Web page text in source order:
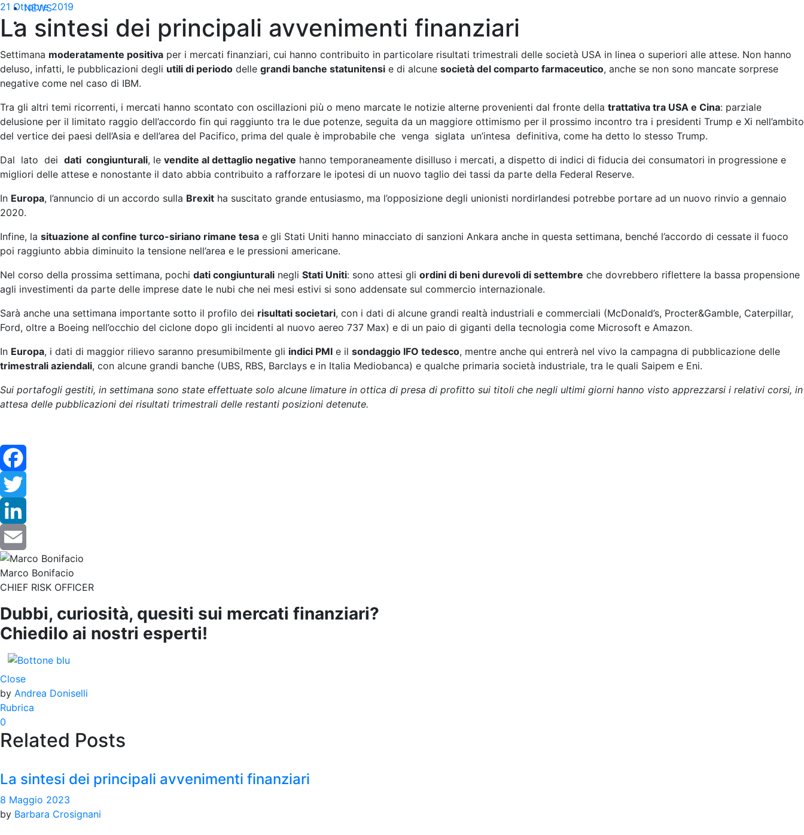
NEWS
21 Ottobre 2019
La sintesi dei principali avvenimenti finanziari
Settimana moderatamente positiva per i mercati finanziari, cui hanno contribuito in particolare risultati trimestrali delle società USA in linea o superiori alle attese. Non hanno
deluso, infatti, le pubblicazioni degli utili di periodo delle grandi banche statunitensi e di alcune società del comparto farmaceutico, anche se non sono mancate sorprese
negative come nel caso di IBM.
Tra gli altri temi ricorrenti, i mercati hanno scontato con oscillazioni più o meno marcate le notizie alterne provenienti dal fronte della trattativa tra USA e Cina: parziale
delusione per il limitato raggio dell’accordo fin qui raggiunto tra le due potenze, seguita da un maggiore ottimismo per il prossimo incontro tra i presidenti Trump e Xi nell’ambito
del vertice dei paesi dell’Asia e dell’area del Pacifico, prima del quale è improbabile che venga siglata un’intesa definitiva, come ha detto lo stesso Trump.
Dal lato dei dati congiunturali, le vendite al dettaglio negative hanno temporaneamente disilluso i mercati, a dispetto di indici di fiducia dei consumatori in progressione e
migliori delle attese e nonostante il dato abbia contribuito a rafforzare le ipotesi di un nuovo taglio dei tassi da parte della Federal Reserve.
In Europa, l’annuncio di un accordo sulla Brexit ha suscitato grande entusiasmo, ma l’opposizione degli unionisti nordirlandesi potrebbe portare ad un nuovo rinvio a gennaio
2020.
Infine, la situazione al confine turco-siriano rimane tesa e gli Stati Uniti hanno minacciato di sanzioni Ankara anche in questa settimana, benché l’accordo di cessate il fuoco
poi raggiunto abbia diminuito la tensione nell’area e le pressioni americane.
Nel corso della prossima settimana, pochi dati congiunturali negli Stati Uniti: sono attesi gli ordini di beni durevoli di settembre che dovrebbero riflettere la bassa propensione
agli investimenti da parte delle imprese date le nubi che nei mesi estivi si sono addensate sul commercio internazionale.
Sarà anche una settimana importante sotto il profilo dei risultati societari, con i dati di alcune grandi realtà industriali e commerciali (McDonald’s, Procter&Gamble, Caterpillar,
Ford, oltre a Boeing nell’occhio del ciclone dopo gli incidenti al nuovo aereo 737 Max) e di un paio di giganti della tecnologia come Microsoft e Amazon.
In Europa, i dati di maggior rilievo saranno presumibilmente gli indici PMI e il sondaggio IFO tedesco, mentre anche qui entrerà nel vivo la campagna di pubblicazione delle
trimestrali aziendali, con alcune grandi banche (UBS, RBS, Barclays e in Italia Mediobanca) e qualche primaria società industriale, tra le quali Saipem e Eni.
Sui portafogli gestiti, in settimana sono state effettuate solo alcune limature in ottica di presa di profitto sui titoli che negli ultimi giorni hanno visto apprezzarsi i relativi corsi, in
attesa delle pubblicazioni dei risultati trimestrali delle restanti posizioni detenute.
Facebook
Twitter
LinkedIn
Email
Marco Bonifacio
CHIEF RISK OFFICER
Dubbi, curiosità, quesiti sui mercati finanziari?
Chiedilo ai nostri esperti!
Close
by Andrea Doniselli
Rubrica
0
Related Posts
La sintesi dei principali avvenimenti finanziari
8 Maggio 2023
by Barbara Crosignani